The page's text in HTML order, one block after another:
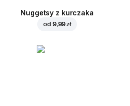
Nuggetsy z kurczaka
od 9,99 zł